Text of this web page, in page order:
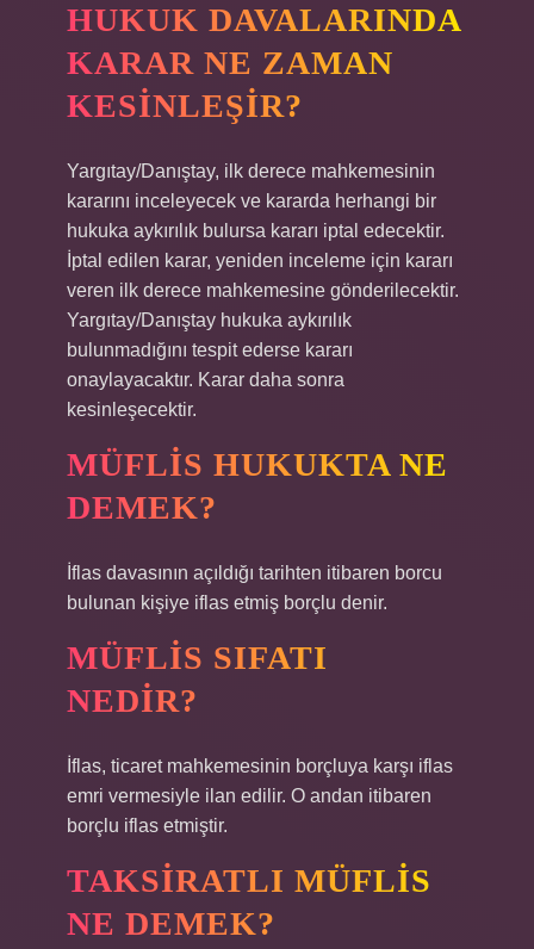
HUKUK DAVALARINDA
KARAR NE ZAMAN
KESINLEŞIR?
Yargıtay/Danıştay, ilk derece mahkemesinin
kararını inceleyecek ve kararda herhangi bir
hukuka aykırılık bulursa kararı iptal edecektir.
İptal edilen karar, yeniden inceleme için kararı
veren ilk derece mahkemesine gönderilecektir.
Yargıtay/Danıştay hukuka aykırılık
bulunmadığını tespit ederse kararı
onaylayacaktır. Karar daha sonra
kesinleşecektir.
MÜFLIS HUKUKTA NE
DEMEK?
İflas davasının açıldığı tarihten itibaren borcu
bulunan kişiye iflas etmiş borçlu denir.
MÜFLIS SIFATI
NEDIR?
İflas, ticaret mahkemesinin borçluya karşı iflas
emri vermesiyle ilan edilir. O andan itibaren
borçlu iflas etmiştir.
TAKSIRATLI MÜFLIS
NE DEMEK?